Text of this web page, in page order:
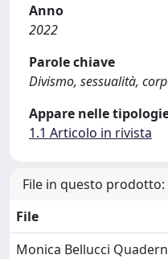
Anno
2022
Parole chiave
Divismo, sessualità,
Appare nelle
1.1 Articolo in rivista
File in questo prodotto:
File
Monica Bellucci